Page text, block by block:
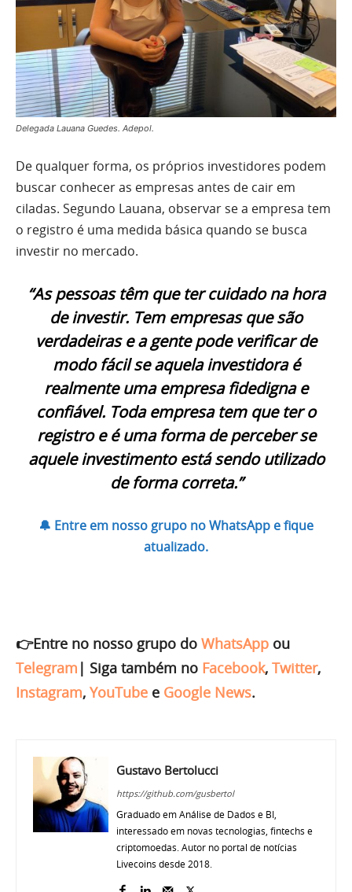
Delegada Lauana Guedes. Adepol.
De qualquer forma, os próprios investidores podem
buscar conhecer as empresas antes de cair em
ciladas. Segundo Lauana, observar se a empresa tem
o registro é uma medida básica quando se busca
investir no mercado.
“As pessoas têm que ter cuidado na hora
de investir. Tem empresas que são
verdadeiras e a gente pode verificar de
modo fácil se aquela investidora é
realmente uma empresa fidedigna e
confiável. Toda empresa tem que ter o
registro e é uma forma de perceber se
aquele investimento está sendo utilizado
de forma correta.”
🔔 Entre em nosso grupo no WhatsApp e fique
atualizado.
👉Entre no nosso grupo do WhatsApp ou
Telegram | Siga também no Facebook, Twitter,
Instagram, YouTube e Google News.
Gustavo Bertolucci
https://github.com/gusbertol
Graduado em Análise de Dados e BI,
interessado em novas tecnologias, fintechs e
criptomoedas. Autor no portal de notícias
Livecoins desde 2018.